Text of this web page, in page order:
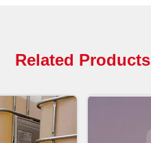
Related Products